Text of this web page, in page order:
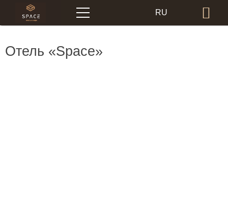
Меню RU
Отель «Space»